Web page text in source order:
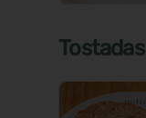
Tostadas